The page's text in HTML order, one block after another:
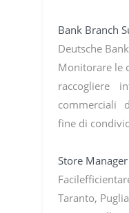
Bank Branch
Deutsche
Monitorare le
raccogliere
commerciali
fine di
Store Manager
Taranto, Puglia